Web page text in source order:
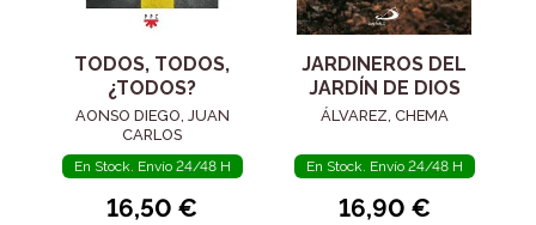
TODOS, TODOS,
¿TODOS?
AONSO DIEGO, JUAN
CARLOS
En Stock. Envío 24/48 H
16,50 €
JARDINEROS DEL
JARDÍN DE DIOS
ÁLVAREZ, CHEMA
En Stock. Envío 24/48 H
16,90 €